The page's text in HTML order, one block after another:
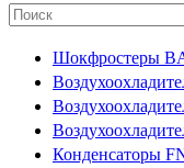
Шокфростеры
Конденсаторы